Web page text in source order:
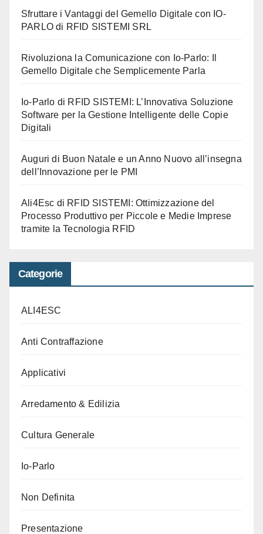
Sfruttare i Vantaggi del Gemello Digitale con IO-
PARLO di RFID SISTEMI SRL
Rivoluziona la Comunicazione con Io-Parlo: Il
Gemello Digitale che Semplicemente Parla
Io-Parlo di RFID SISTEMI: L’Innovativa Soluzione
Software per la Gestione Intelligente delle Copie
Digitali
Auguri di Buon Natale e un Anno Nuovo all’insegna
dell’Innovazione per le PMI
Ali4Esc di RFID SISTEMI: Ottimizzazione del
Processo Produttivo per Piccole e Medie Imprese
tramite la Tecnologia RFID
Categorie
ALI4ESC
Anti Contraffazione
Applicativi
Arredamento & Edilizia
Cultura Generale
Io-Parlo
Non Definita
Presentazione